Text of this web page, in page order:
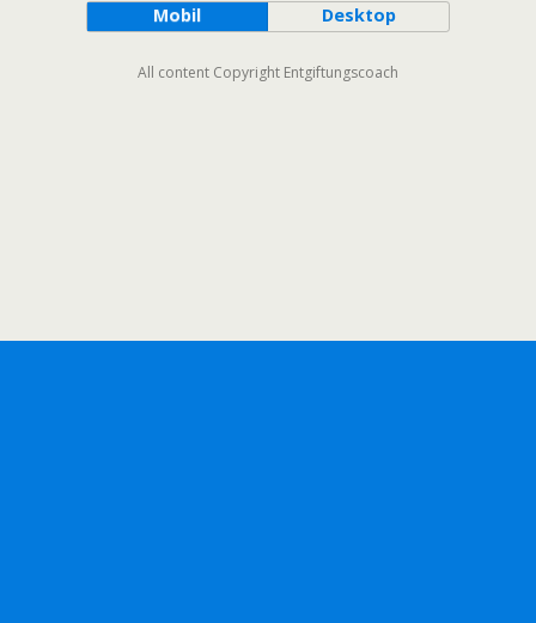
Mobil Desktop
All content Copyright Entgiftungscoach